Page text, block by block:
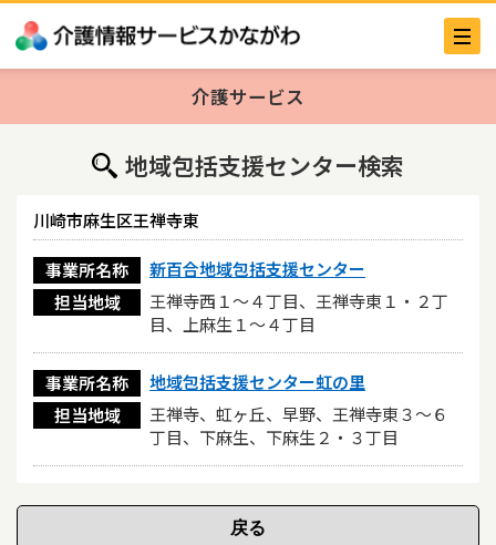
介護サービス
地域包括支援センター検索
川崎市麻生区王禅寺東
事業所名称
新百合地域包括支援センター
担当地域
王禅寺西１～４丁目、王禅寺東１・２丁
目、上麻生１～４丁目
事業所名称
地域包括支援センター虹の里
担当地域
王禅寺、虹ヶ丘、早野、王禅寺東３～６
丁目、下麻生、下麻生２・３丁目